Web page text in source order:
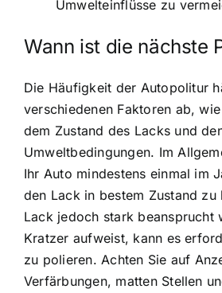
Umwelteinflüsse zu
Wann ist die nächste
Die Häufigkeit der Autopolitur
verschiedenen Faktoren ab,
dem Zustand des Lacks und
Umweltbedingungen. Im
Ihr Auto mindestens einmal im
den Lack in bestem Zustand zu
Lack jedoch stark beansprucht
Kratzer aufweist, kann es
zu polieren. Achten Sie auf
Verfärbungen, matten Stellen